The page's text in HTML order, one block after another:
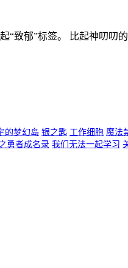
“致郁”标签。 比起神叨叨
的梦幻岛 银之匙 工作细胞 魔法
勇者成名录 我们无法一起学习